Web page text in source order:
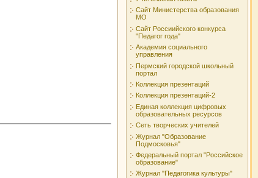
Сайт Министерства образования
МО
Сайт Россиийского конкурса
"Педагог года"
Академия социального
управления
Пермский городской школьный
портал
Коллекция презентаций
Коллекция презентаций-2
Единая коллекция цифровых
образовательных ресурсов
Сеть творческих учителей
Журнал "Образование
Подмосковья"
Федеральный портал "Российское
образование"
Журнал "Педагогика культуры"